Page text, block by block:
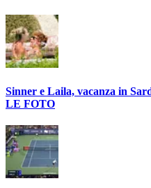
Sinner e Laila, vacanza in
LE FOTO